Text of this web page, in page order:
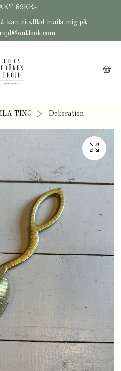
89KR-
kan ni alltid maila mig på
TING Dekoration